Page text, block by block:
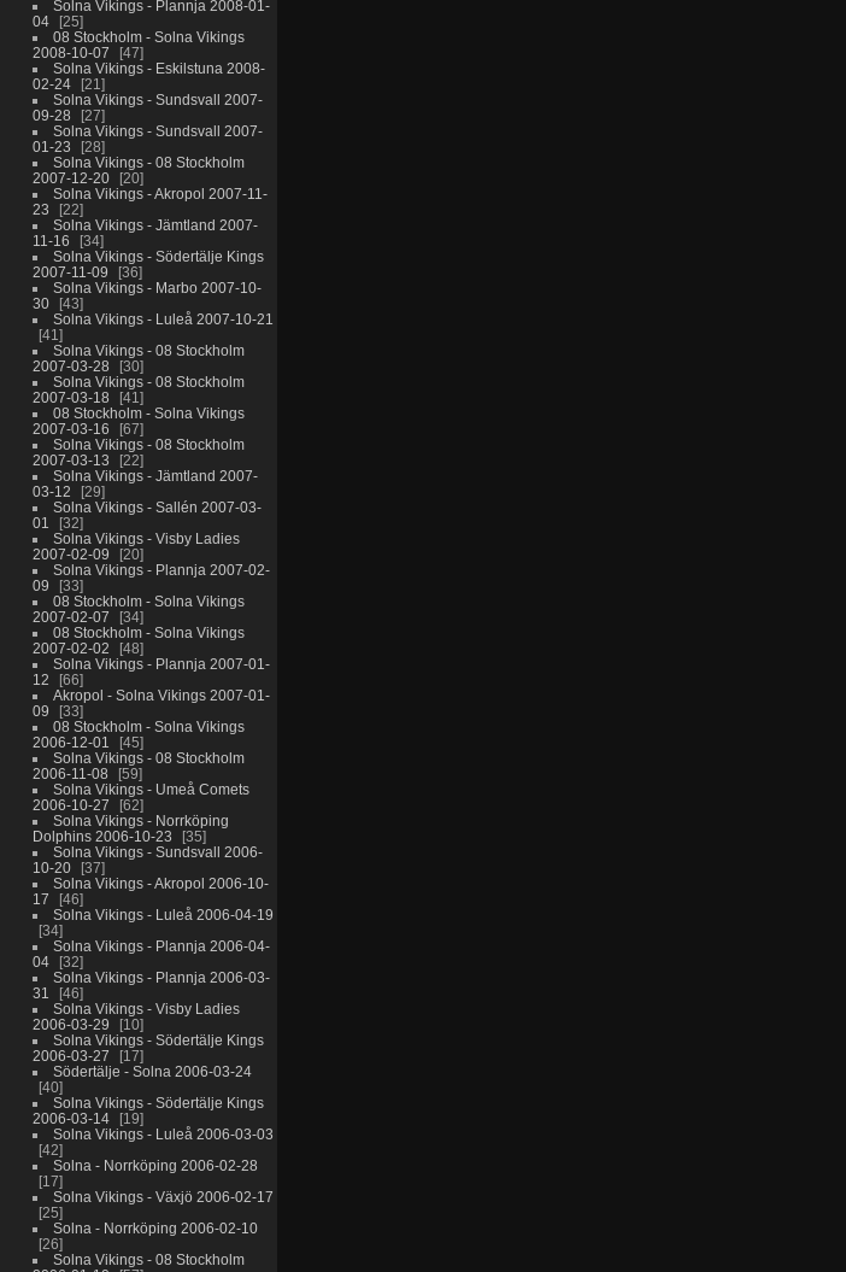
Solna Vikings - Plannja 2008-01-
04
25
08 Stockholm - Solna Vikings
2008-10-07
47
Solna Vikings - Eskilstuna 2008-
02-24
21
Solna Vikings - Sundsvall 2007-
09-28
27
Solna Vikings - Sundsvall 2007-
01-23
28
Solna Vikings - 08 Stockholm
2007-12-20
20
Solna Vikings - Akropol 2007-11-
23
22
Solna Vikings - Jämtland 2007-
11-16
34
Solna Vikings - Södertälje Kings
2007-11-09
36
Solna Vikings - Marbo 2007-10-
30
43
Solna Vikings - Luleå 2007-10-21
41
Solna Vikings - 08 Stockholm
2007-03-28
30
Solna Vikings - 08 Stockholm
2007-03-18
41
08 Stockholm - Solna Vikings
2007-03-16
67
Solna Vikings - 08 Stockholm
2007-03-13
22
Solna Vikings - Jämtland 2007-
03-12
29
Solna Vikings - Sallén 2007-03-
01
32
Solna Vikings - Visby Ladies
2007-02-09
20
Solna Vikings - Plannja 2007-02-
09
33
08 Stockholm - Solna Vikings
2007-02-07
34
08 Stockholm - Solna Vikings
2007-02-02
48
Solna Vikings - Plannja 2007-01-
12
66
Akropol - Solna Vikings 2007-01-
09
33
08 Stockholm - Solna Vikings
2006-12-01
45
Solna Vikings - 08 Stockholm
2006-11-08
59
Solna Vikings - Umeå Comets
2006-10-27
62
Solna Vikings - Norrköping
Dolphins 2006-10-23
35
Solna Vikings - Sundsvall 2006-
10-20
37
Solna Vikings - Akropol 2006-10-
17
46
Solna Vikings - Luleå 2006-04-19
34
Solna Vikings - Plannja 2006-04-
04
32
Solna Vikings - Plannja 2006-03-
31
46
Solna Vikings - Visby Ladies
2006-03-29
10
Solna Vikings - Södertälje Kings
2006-03-27
17
Södertälje - Solna 2006-03-24
40
Solna Vikings - Södertälje Kings
2006-03-14
19
Solna Vikings - Luleå 2006-03-03
42
Solna - Norrköping 2006-02-28
17
Solna Vikings - Växjö 2006-02-17
25
Solna - Norrköping 2006-02-10
26
Solna Vikings - 08 Stockholm